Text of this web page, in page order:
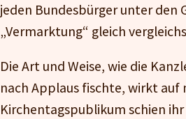
jeden Bundesbürger unter den
„Vermarktung“ gleich
Die Art und Weise, wie die
nach Applaus fischte, wirkt auf
Kirchentagspublikum schien